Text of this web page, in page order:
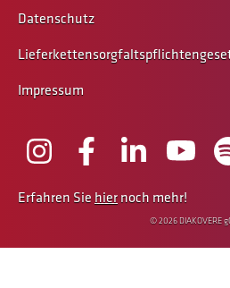
Datenschutz
Impressum
Erfahren Sie hiernoch mehr!
© 2026 DIAKOVERE